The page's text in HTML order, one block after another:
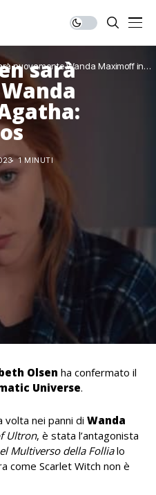
nuovamente Wanda Maximoff in
sarà
1 MINUTI
Olsen ha confermato il
Universe.
volta nei panni di Wanda
Ultron, è stata l’antagonista
Multiverso della Follialo
come Scarlet Witch non è